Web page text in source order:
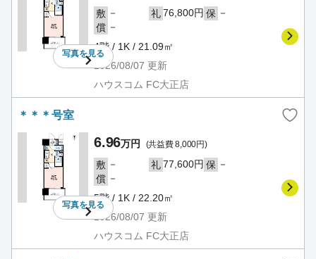
写真を見る
敷 － 礼76,800円 保 －
償 －
4階 / 1K / 21.09㎡
2026/08/07 更新
ハウスコム FC大正店
＊＊＊号室
写真を見る
6.96万円 (共益費 8,000円)
敷 － 礼77,600円 保 －
償 －
5階 / 1K / 22.20㎡
2026/08/07 更新
ハウスコム FC大正店